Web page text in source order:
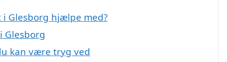
i Glesborg hjælpe med?
Glesborg
kan være tryg ved